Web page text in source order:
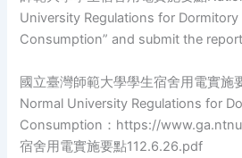
University Regulations for Dormitory
Consumption” and submit the
國立臺灣師範大學學生宿舍用電實施
Normal University Regulations for
Consumption：https://
宿舍用電實施要點112.6.26.pdf